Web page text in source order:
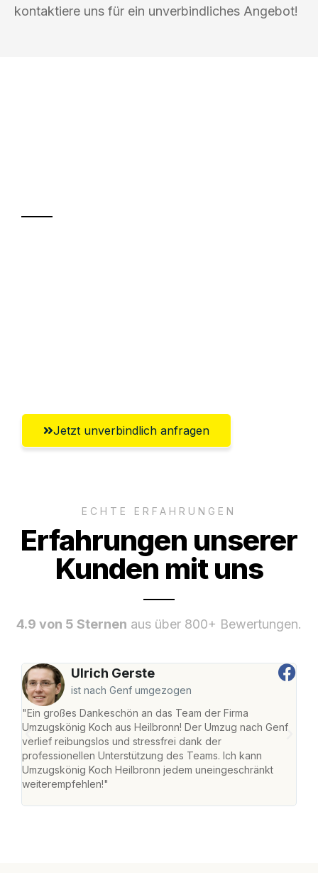
kontaktiere uns für ein unverbindliches Angebot!
Jetzt unverbindlich anfragen
ECHTE ERFAHRUNGEN
Erfahrungen unserer
Kunden mit uns
4.9 von 5 Sternen aus über 800+ Bewertungen.
Ulrich Gerste
ist nach Genf umgezogen
"Ein großes Dankeschön an das Team der Firma
Umzugskönig Koch aus Heilbronn! Der Umzug nach Genf
verlief reibungslos und stressfrei dank der
professionellen Unterstützung des Teams. Ich kann
Umzugskönig Koch Heilbronn jedem uneingeschränkt
weiterempfehlen!"